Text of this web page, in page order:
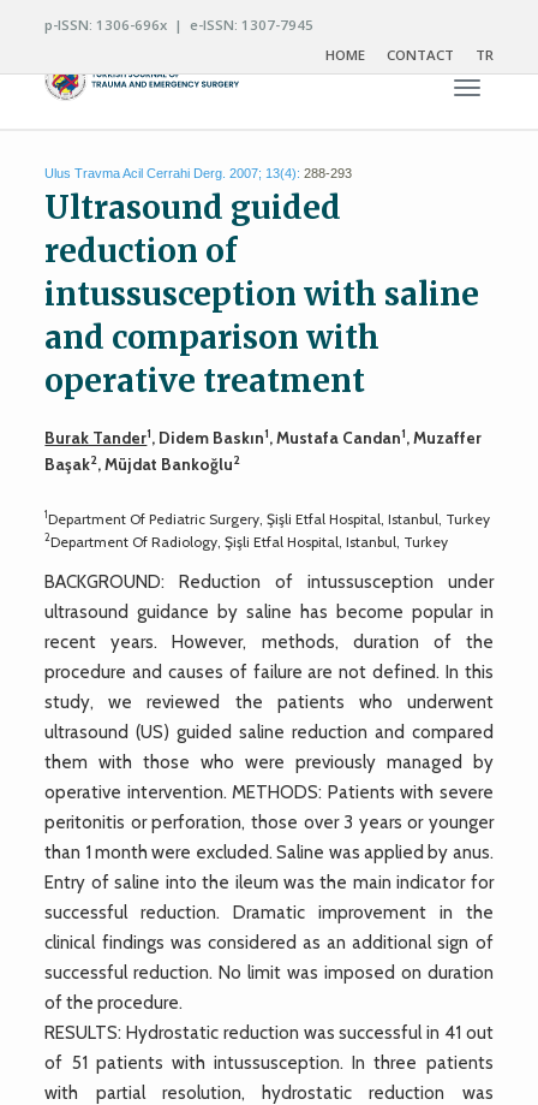
p-ISSN: 1306-696x | e-ISSN: 1307-7945
HOME
CONTACT TR
Toggle
Ulus Travma Acil Cerrahi Derg. 2007; 13(4): 288-293
Ultrasound guided
reduction of
intussusception with saline
and comparison with
operative treatment
Burak Tander1, Didem Baskın1, Mustafa Candan1, Muzaffer
Başak2, Müjdat Bankoğlu2
1Department Of Pediatric Surgery, Şişli Etfal Hospital, Istanbul, Turkey
2Department Of Radiology, Şişli Etfal Hospital, Istanbul, Turkey
BACKGROUND: Reduction of intussusception under
ultrasound guidance by saline has become popular in
recent years. However, methods, duration of the
procedure and causes of failure are not defined. In this
study, we reviewed the patients who underwent
ultrasound (US) guided saline reduction and compared
them with those who were previously managed by
operative intervention. METHODS: Patients with severe
peritonitis or perforation, those over 3 years or younger
than 1 month were excluded. Saline was applied by anus.
Entry of saline into the ileum was the main indicator for
successful reduction. Dramatic improvement in the
clinical findings was considered as an additional sign of
successful reduction. No limit was imposed on duration
of the procedure.
RESULTS: Hydrostatic reduction was successful in 41 out
of 51 patients with intussusception. In three patients
with partial resolution, hydrostatic reduction was